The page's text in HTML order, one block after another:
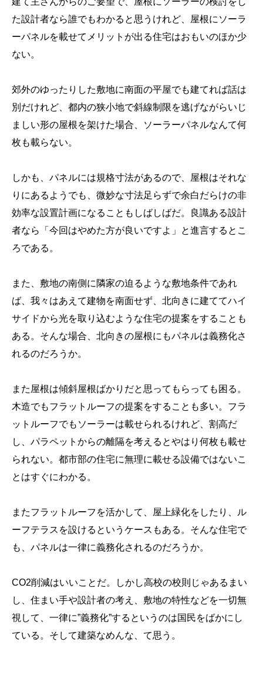
た設計者なら誰でもわかると思うけれど、屋根にソーラ
ーパネルを載せてメリットが出る住宅はおもいのほか少
ない。
郊外のゆったりした敷地に南面の平屋でも建てれば話は
別だけれど、都内の狭小地で斜線制限を逃げながらいじ
ましい形の屋根を架けた場合、ソーラーパネルなんて何
枚も載らない。
しかも、パネルには規格寸法があるので、屋根はそれな
りにあるようでも、微妙な寸法足らずで余白だらけの非
効率な設置計画になることもしばしばだ。良識ある設計
者なら「今回はやめた方が良いですよ」と進言するとこ
ろである。
また、敷地の南側に隣家の迫るような敷地条件であれ
ば、我々はあえて建物を南面せず、北向きに建ててハイ
サイドから光を取り込むような住宅の提案をすることも
ある。そんな場合、北向きの屋根にもパネルは義務化さ
れるのだろうか。
また屋根は傾斜屋根ばかりだと思ってもらっても困る。
木造でもフラットルーフの提案をすることも多い。フラ
ットルーフでもソーラーは載せられるけれど、割高だ
し、パラペットからの離隔を考えるとやはり何枚も載せ
られない。都市部の住宅に無理に載せる設備ではないこ
とはすぐにわかる。
またフラットルーフを活かして、屋上緑化をしたり、ル
ーフテラスを設けるというケースもある。そんな住宅で
も、パネルは一律に義務化されるのだろうか。
CO2削減はいいことだ。しかし高校の校則じゃあるまい
し、住まい手や設計者の考え、敷地の特性などを一切無
視して、一律に”義務化”するというのは国民をばかにし
ている。そして建築なめんな、て思う。